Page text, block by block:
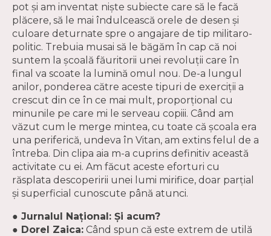
pot şi am inventat nişte subiecte care să le facă
plăcere, să le mai îndulcească orele de desen şi
culoare deturnate spre o angajare de tip militaro-
politic. Trebuia musai să le băgăm în cap că noi
suntem la şcoală făuritorii unei revoluţii care în
final va scoate la lumină omul nou. De-a lungul
anilor, ponderea către aceste tipuri de exerciţii a
crescut din ce în ce mai mult, proporţional cu
minunile pe care mi le serveau copiii. Când am
văzut cum le merge mintea, cu toate că şcoala era
una periferică, undeva în Vitan, am extins felul de a
întreba. Din clipa aia m-a cuprins definitiv această
activitate cu ei. Am făcut aceste eforturi cu
răsplata descoperirii unei lumi mirifice, doar parţial
şi superficial cunoscute până atunci.
● Jurnalul Naţional: Şi acum?
● Dorel Zaica: Când spun că este extrem de utilă